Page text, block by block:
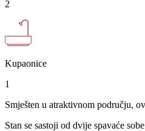
2
Kupaonice
1
Smješten u atraktivnom području,
Stan se sastoji od dvije spavaće